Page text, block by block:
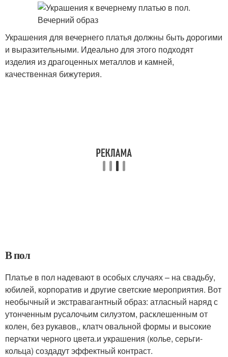
Украшения для вечернего платья должны быть дорогими
и выразительными. Идеально для этого подходят
изделия из драгоценных металлов и камней,
качественная бижутерия.
В пол
Платье в пол надевают в особых случаях – на свадьбу,
юбилей, корпоратив и другие светские мероприятия. Вот
необычный и экстравагантный образ: атласный наряд с
утонченным русалочьим силуэтом, расклешенным от
колен, без рукавов,, клатч овальной формы и высокие
перчатки черного цвета.и украшения (колье, серьги-
кольца) создадут эффектный контраст.